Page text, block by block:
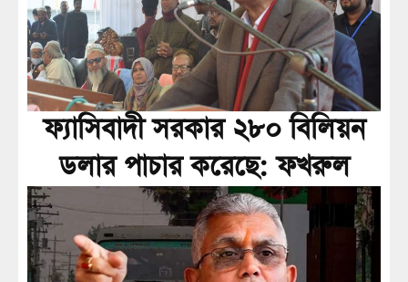
ফ্যাসিবাদী সরকার ২৮০ বিলিয়ন
ডলার পাচার করেছে: ফখরুল